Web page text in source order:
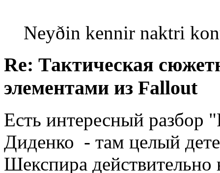
Neyðin kennir naktri
Re: Тактическая
элементами из Fallout
Есть интересный разбор
Диденко - там целый
Шекспира